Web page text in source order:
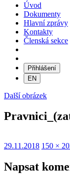
Úvod
Dokumenty
Hlavní zprávy
Kontakty
Členská sekce
Přihlášení
EN
Další obrázek
Publikováno:
29.11.2018 Původní
150 ×
Napsat